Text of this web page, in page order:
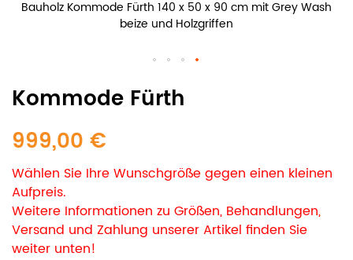
Kommode Fürth
999,00 €
Wählen Sie Ihre Wunschgröße gegen einen kleinen
Aufpreis.
Weitere Informationen zu Größen, Behandlungen,
Versand und Zahlung unserer Artikel finden Sie
weiter unten!
Bauholz Kommode Fürth 140 x 50 x 90 cm mit Grey Wash
beize und Holzgriffen